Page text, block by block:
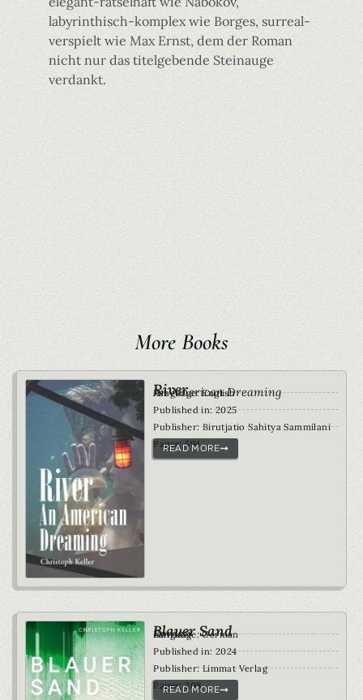
labyrinthisch-komplex wie Borges, surreal-
verspielt wie Max Ernst, dem der Roman
nicht nur das titelgebende Steinauge
verdankt.
More Books
River
An American Dreaming
Language: English
Published in: 2025
Publisher: Birutjatio Sahitya Sammilani
Pages: 594
READ MORE
Blauer Sand
Roman
Language: German
Published in: 2024
Publisher: Limmat Verlag
Pages: 208
READ MORE